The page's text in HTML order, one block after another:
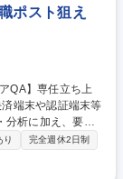
残業20h/月以下で
集職種
メイン/残業少/在
ポスト狙え
分析に加え、要件
り、改善提案まで
の評価実施・結果
り
完全週休2日制